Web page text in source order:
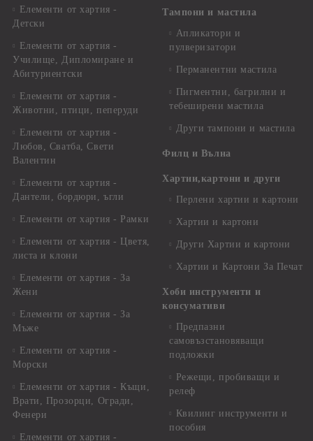
Елементи от хартия -
Детски
Елементи от хартия -
Училище, Дипломиране и
Абитуриентски
Елементи от хартия -
Животни, птици, пеперуди
Елементи от хартия -
Любов, Сватба, Свети
Валентин
Елементи от хартия -
Дантели, бордюри, ъгли
Елементи от хартия - Рамки
Елементи от хартия - Цветя,
листа и клони
Елементи от хартия - За
Жени
Елементи от хартия - За
Мъже
Елементи от хартия -
Морски
Елементи от хартия - Къщи,
Врати, Прозорци, Огради,
Фенери
Елементи от хартия -
Тампони и мастила
Апликатори и
пулверизатори
Перманентни мастила
Пигментни, багрилни и
тебеширени мастила
Други тампони и мастила
Филц и Вълна
Хартии,картони и други
Перлени хартии и картони
Хартии и картони
Други Хартии и картони
Хартии и Картони За Печат
Хоби инструменти и
консумативи
Предпазни
самовъзстановяващи
подложки
Режещи, пробиващи и
релеф
Квилинг инструменти и
пособия